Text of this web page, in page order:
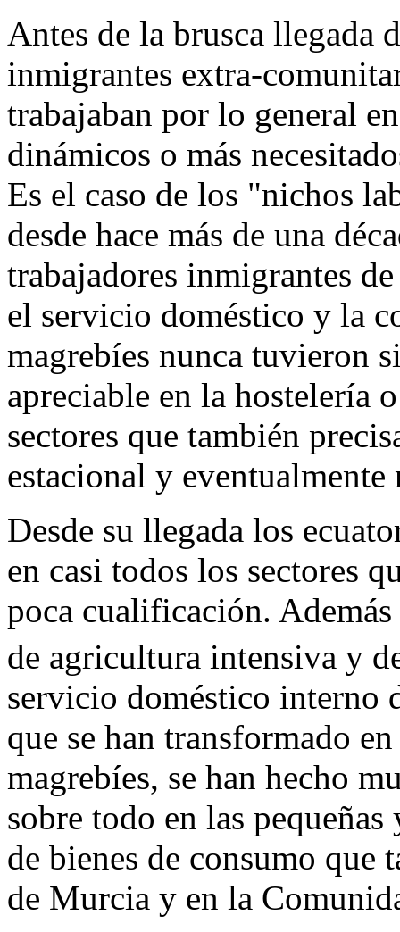
Antes de la brusca llegada
inmigrantes extra-
trabajaban por lo general
dinámicos o más
Es el caso de los "nichos
desde hace más de una
trabajadores inmigrantes
el servicio doméstico y la
magrebíes nunca tuvieron
apreciable en la hostelería
sectores que también
estacional y eventualmente
Desde su llegada los
en casi todos los sectores
poca cualificación.
de agricultura intensiva y
servicio doméstico interno
que se han transformado
magrebíes, se han hecho
sobre todo en las
de bienes de consumo que
de Murcia y en la